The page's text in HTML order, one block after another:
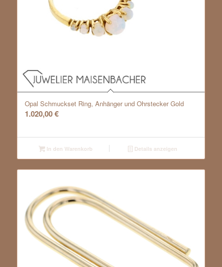
Opal Schmuckset Ring, Anhänger und Ohrstecker Gold
1.020,00€
In den Warenkorb Details anzeigen